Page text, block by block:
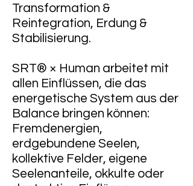
Transformation &
Reintegration, Erdung &
Stabilisierung.
SRT® × Human arbeitet mit
allen Einflüssen, die das
energetische System aus der
Balance bringen können:
Fremdenergien,
erdgebundene Seelen,
kollektive Felder, eigene
Seelenanteile, okkulte oder